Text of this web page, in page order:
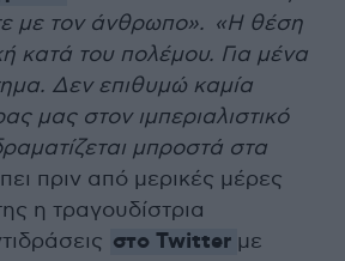
με τον άνθρωπο». «Η θέση
κατά του πολέμου. Για μένα
Δεν επιθυμώ καμία
μας στον ιμπεριαλιστικό
μπροστά στα
πριν από μερικές μέρες
η τραγουδίστρια
στο Twitter με